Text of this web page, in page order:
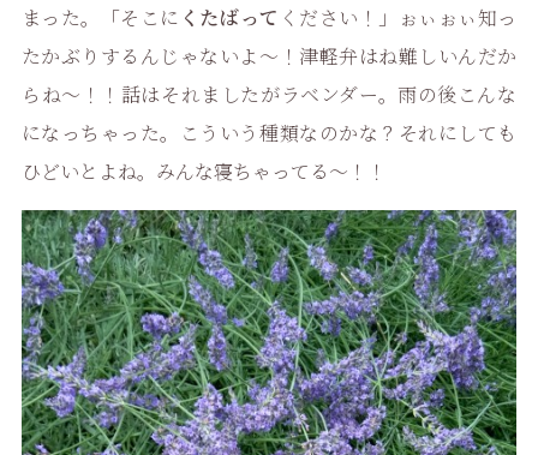
まった。「そこに くたばって ください！」ぉぃぉぃ知っ
たかぶりするんじゃないよ〜！津軽弁はね難しいんだか
らね〜！！話はそれましたがラベンダー。雨の後こんな
になっちゃった。こういう種類なのかな？それにしても
ひどいとよね。みんな寝ちゃってる〜！！